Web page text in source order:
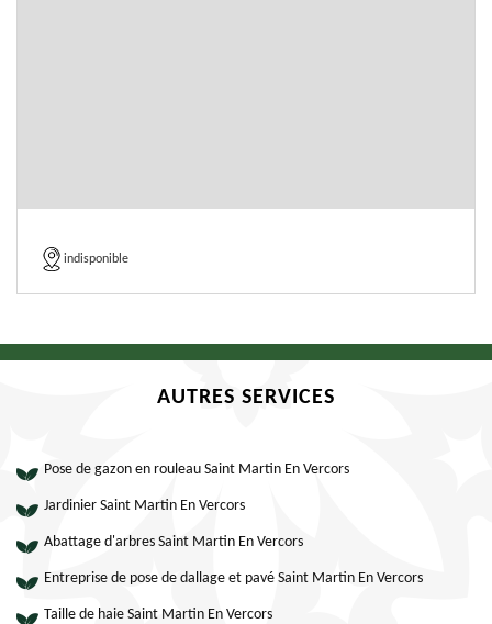
indisponible
AUTRES SERVICES
Pose de gazon en rouleau Saint Martin En Vercors
Jardinier Saint Martin En Vercors
Abattage d'arbres Saint Martin En Vercors
Entreprise de pose de dallage et pavé Saint Martin En Vercors
Taille de haie Saint Martin En Vercors